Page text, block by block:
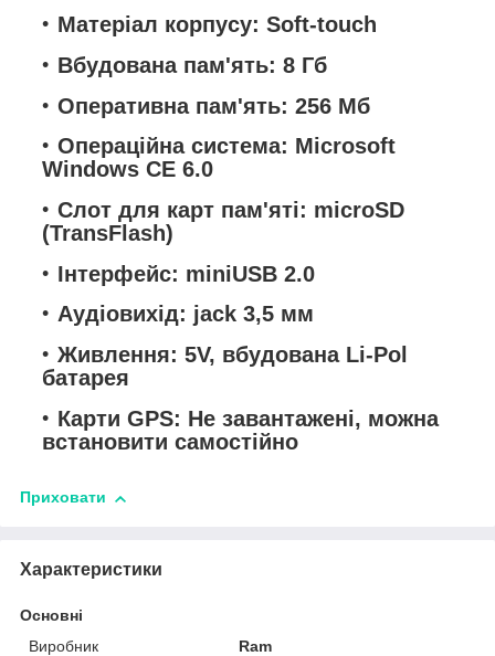
Матеріал корпусу: Soft-touch
Вбудована пам'ять: 8 Гб
Оперативна пам'ять: 256 Мб
Операційна система: Microsoft
Windows CE 6.0
Слот для карт пам'яті: microSD
(TransFlash)
Інтерфейс: miniUSB 2.0
Аудіовихід: jack 3,5 мм
Живлення: 5V, вбудована Li-Pol
батарея
Карти GPS: Не завантажені, можна
встановити самостійно
Приховати
Характеристики
Основні
Виробник
Ram